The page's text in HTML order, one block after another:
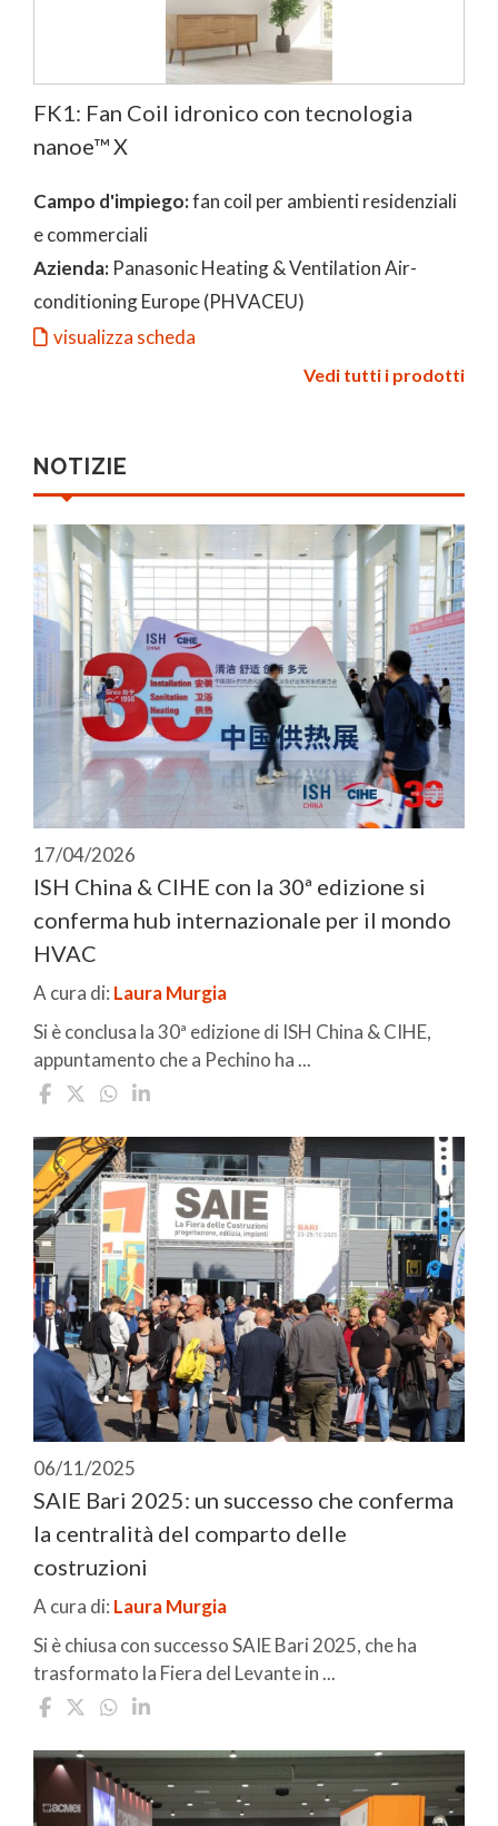
FK1: Fan Coil idronico con tecnologia
nanoe™ X
Campo d'impiego:fan coil per ambienti residenziali
e commerciali
Azienda: Panasonic Heating & Ventilation Air-
conditioning Europe (PHVACEU)
visualizza scheda
Vedi tutti i prodotti
NOTIZIE
17/04/2026
ISH China & CIHE con la 30ª edizione si
conferma hub internazionale per il mondo
HVAC
A cura di: Laura Murgia
Si è conclusa la 30ª edizione di ISH China & CIHE,
appuntamento che a Pechino ha ...
06/11/2025
SAIE Bari 2025: un successo che conferma
la centralità del comparto delle
costruzioni
A cura di: Laura Murgia
Si è chiusa con successo SAIE Bari 2025, che ha
trasformato la Fiera del Levante in ...